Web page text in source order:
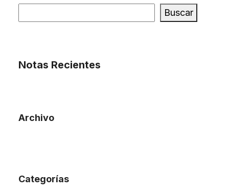
Buscar
Notas Recientes
Archivo
Categorías